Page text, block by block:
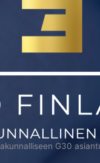
G30